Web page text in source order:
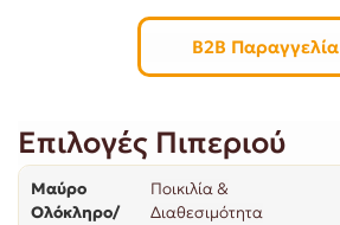
B2B Παραγγελία
Επιλογές Πιπεριού
Μαύρο
Ολόκληρο/
Ποικιλία &
Διαθεσιμότητα